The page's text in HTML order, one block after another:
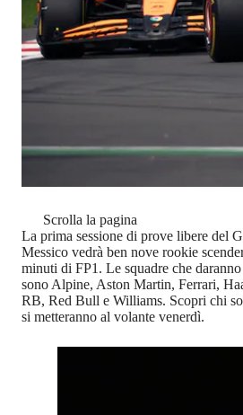
Scrolla la pagina
La prima sessione di prove libere del
Messico vedrà ben nove rookie
minuti di FP1. Le squadre che
sono Alpine, Aston Martin, Ferrari,
RB, Red Bull e Williams. Scopri chi
si metteranno al volante venerdì.